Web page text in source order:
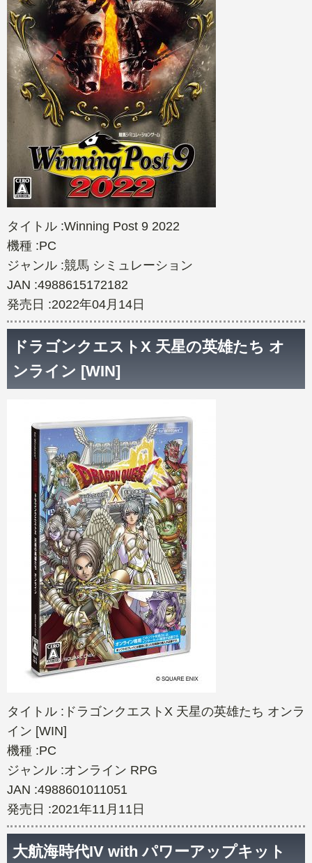
タイトル :Winning Post 9 2022
機種 :PC
ジャンル :競馬 シミュレーション
JAN :4988615172182
発売日 :2022年04月14日
ドラゴンクエストX 天星の英雄たち オ
ンライン [WIN]
タイトル :ドラゴンクエストX 天星の英雄たち オンラ
イン [WIN]
機種 :PC
ジャンル :オンライン RPG
JAN :4988601011051
発売日 :2021年11月11日
大航海時代IV with パワーアップキット